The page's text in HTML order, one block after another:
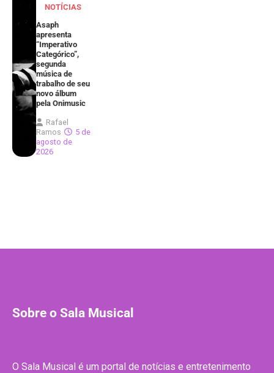
NOTÍCIAS
Asaph
apresenta
“Imperativo
Categórico”,
segunda
música de
trabalho de seu
novo álbum
pela Onimusic
Rafael
Ramos
5 de
agosto de
2026
Sobre o Sala Musical
O Sala Musical é um portal de notícias e entretenimento